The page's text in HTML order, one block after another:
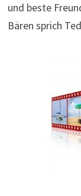
und beste
Bären sprich